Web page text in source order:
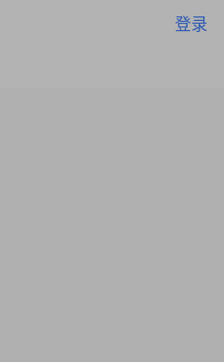
登录